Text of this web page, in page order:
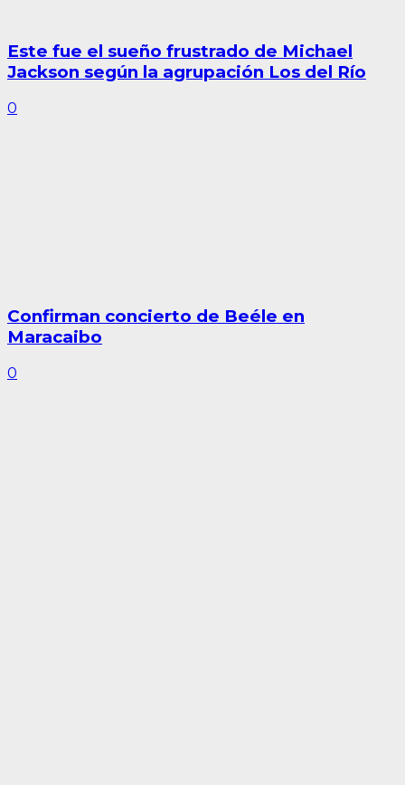
Este fue el sueño frustrado de Michael
Jackson según la agrupación Los del Río
0
Confirman concierto de Beéle en
Maracaibo
0